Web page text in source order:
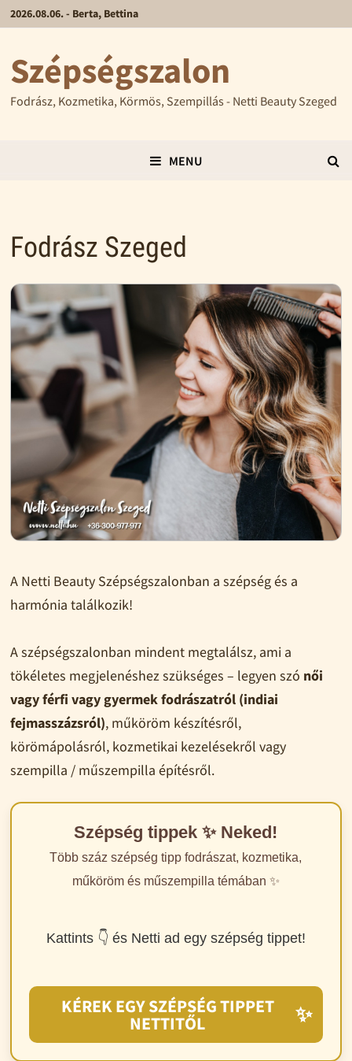
2026.08.06. - Berta, Bettina
Szépségszalon
Fodrász, Kozmetika, Körmös, Szempillás - Netti Beauty Szeged
MENU
Fodrász Szeged
A Netti Beauty Szépségszalonban a szépség és a
harmónia találkozik!
A szépségszalonban mindent megtalálsz, ami a
tökéletes megjelenéshez szükséges – legyen szó női
vagy férfi vagy gyermek fodrászatról (indiai
fejmasszázsról), műköröm készítésről,
körömápolásról, kozmetikai kezelésekről vagy
szempilla / műszempilla építésről.
Szépség tippek ✨ Neked!
Több száz szépség tipp fodrászat, kozmetika,
műköröm és műszempilla témában ✨
Kattints 👇 és Netti ad egy szépség tippet!
KÉREK EGY SZÉPSÉG TIPPET
NETTITŐL ✨